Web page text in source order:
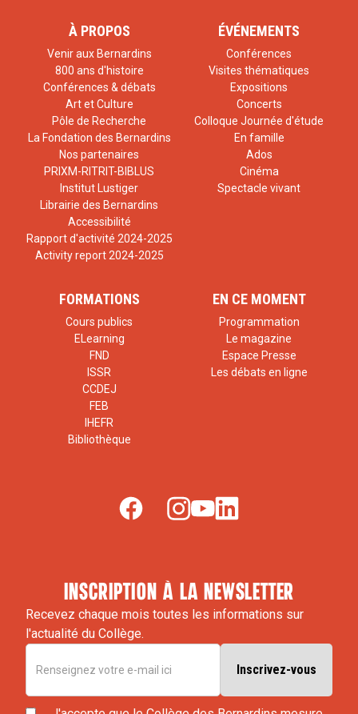
À PROPOS
Venir aux Bernardins
800 ans d'histoire
Conférences & débats
Art et Culture
Pôle de Recherche
La Fondation des Bernardins
Nos partenaires
PRIXM-RITRIT-BIBLUS
Institut Lustiger
Librairie des Bernardins
Accessibilité
Rapport d'activité 2024-2025
Activity report 2024-2025
ÉVÉNEMENTS
Conférences
Visites thématiques
Expositions
Concerts
Colloque Journée d'étude
En famille
Ados
Cinéma
Spectacle vivant
FORMATIONS
Cours publics
ELearning
FND
ISSR
CCDEJ
FEB
IHEFR
Bibliothèque
EN CE MOMENT
Programmation
Le magazine
Espace Presse
Les débats en ligne
inscription à la newsletter
Recevez chaque mois toutes les informations sur
l'actualité du Collège.